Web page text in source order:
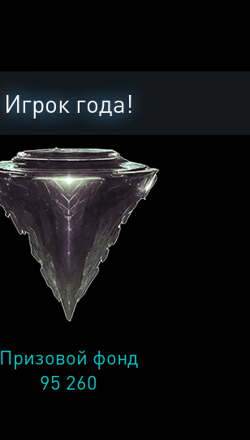
Игрок года!
Призовой фонд
95 260